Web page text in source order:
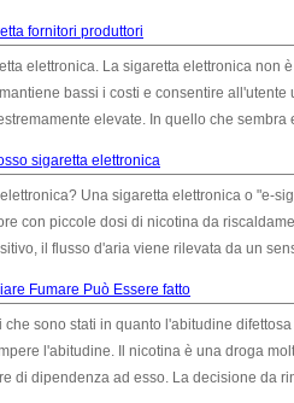
fornitori produttori
elettronica. La sigaretta elettronica non
bassi i costi e consentire
elevate. In quello che
sigaretta elettronica
Una sigaretta elettronica o "e-
con piccole dosi di nicotina da
il flusso d'aria viene rilevata da un
Fumare Può Essere fatto
che sono stati in quanto l'abitudine
l'abitudine. Il nicotina è una droga
di dipendenza ad esso. La decisione da